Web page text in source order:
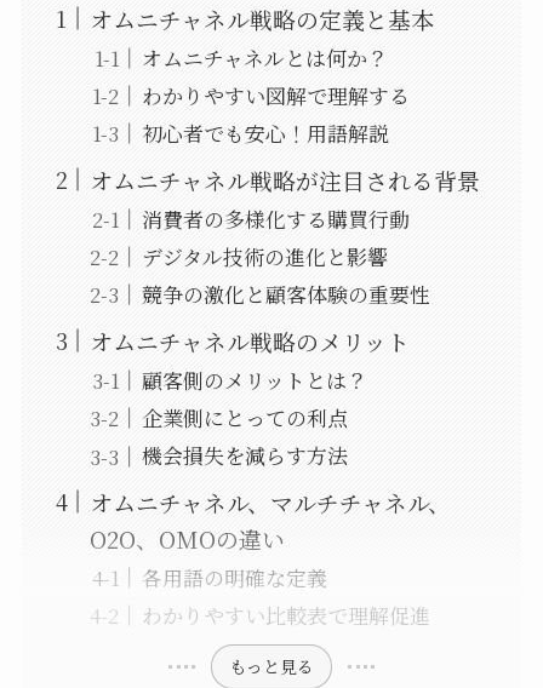
オムニチャネル戦略の定義と基本
オムニチャネルとは何か？
わかりやすい図解で理解する
初心者でも安心！用語解説
オムニチャネル戦略が注目される背景
消費者の多様化する購買行動
デジタル技術の進化と影響
競争の激化と顧客体験の重要性
オムニチャネル戦略のメリット
顧客側のメリットとは？
企業側にとっての利点
機会損失を減らす方法
オムニチャネル、マルチチャネル、
O2O、OMOの違い
各用語の明確な定義
わかりやすい比較表で理解促進
もっと見る